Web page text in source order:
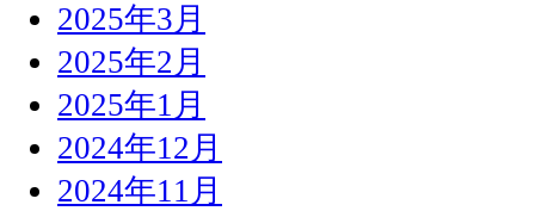
2025年3月
2025年2月
2025年1月
2024年12月
2024年11月